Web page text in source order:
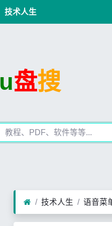
技术人生
u盘搜
技术人生 语音菜